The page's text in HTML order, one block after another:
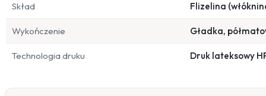
Skład Flizelina
Wykończenie Gładka,
Technologia druku Druk lateksowy